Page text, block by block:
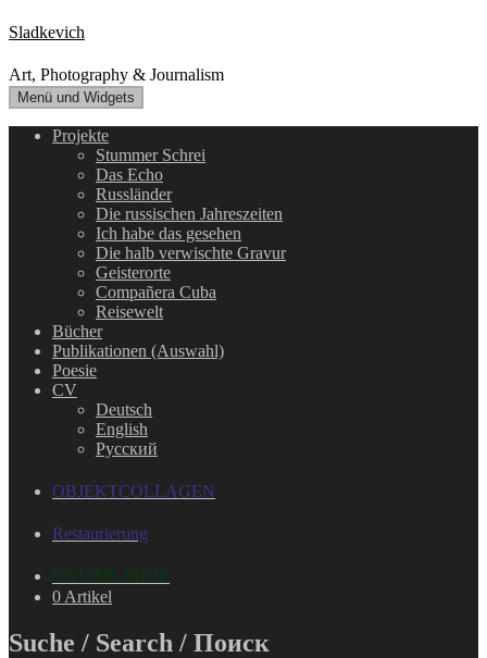
Zum
Inhalt
springen
Sladkevich
Art, Photography & Journalism
Menü und Widgets
Projekte
Stummer Schrei
Das Echo
Russländer
Die russischen Jahreszeiten
Ich habe das gesehen
Die halb verwischte Gravur
Geisterorte
Compañera Cuba
Reisewelt
Bücher
Publikationen (Auswahl)
Poesie
CV
Deutsch
English
Русский
OBJEKTCOLLAGEN
Restaurierung
ONLINE-SHOP
0 Artikel
Suche / Search / Поиск